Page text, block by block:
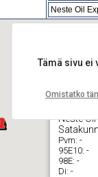
Neste Oil
Neste
Pvm: -
95E10: -
98E: -
Di: -
Tämä sivu ei
Omistatko